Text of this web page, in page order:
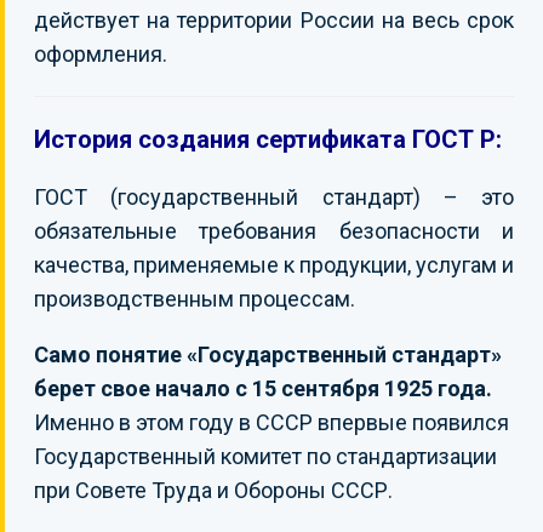
действует на территории России на весь срок
оформления.
История создания сертификата ГОСТ Р:
ГОСТ (государственный стандарт) – это
обязательные требования безопасности и
качества, применяемые к продукции, услугам и
производственным процессам.
Само понятие «Государственный стандарт»
берет свое начало с 15 сентября 1925 года.
Именно в этом году в СССР впервые появился
Государственный комитет по стандартизации
при Совете Труда и Обороны СССР.